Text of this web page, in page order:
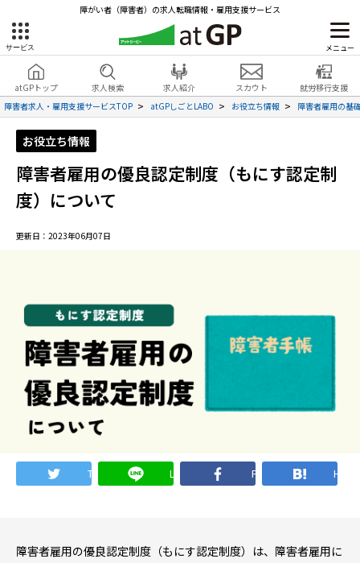
障がい者（障害者）の求人転職情報・雇用支援サービス
サービス メニュー
atGPトップ 求人検索 求人紹介 スカウト
就労移行支援
障害者求人・雇用支援サービスTOP
atGPしごとLABO お役立ち情報 障害者雇用の基
お役立ち情報
障害者雇用の優良認定制度（もにす認定制
度）について
更新日：2023年06月07日
Twitter LINE Facebook
障害者雇用の優良認定制度（もにす認定制度）は、障害者雇用に
障害者雇用のアットジーピー
サービスラインナップ
就転職支援サービス
障害者専門の就転職支援サービス
ハイスキルな障害者の転職支援サービス
障害のある新卒学生専門の就職エージェントサービス
求人検索・スカウトサービス
会員登録 無料
就労移行支援
見学・お問い合わせ 無料
atGPトップ
各種サービス
求人を検索する
スカウトを受ける
就労支援サービス
就職・転職ノウハウ